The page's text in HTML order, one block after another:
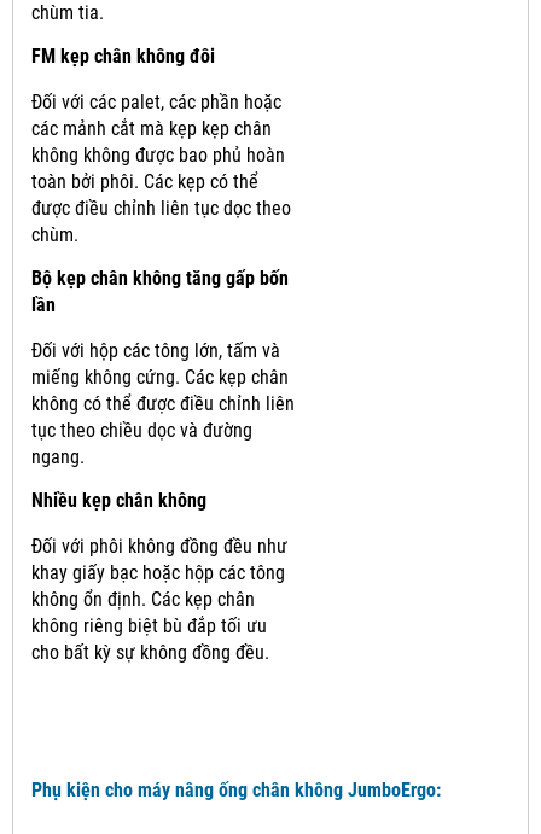
chùm tia.
FM kẹp chân không đôi
Đối với các palet, các phần hoặc
các mảnh cắt mà kẹp kẹp chân
không không được bao phủ hoàn
toàn bởi phôi. Các kẹp có thể
được điều chỉnh liên tục dọc theo
chùm.
Bộ kẹp chân không tăng gấp bốn
lần
Đối với hộp các tông lớn, tấm và
miếng không cứng. Các kẹp chân
không có thể được điều chỉnh liên
tục theo chiều dọc và đường
ngang.
Nhiều kẹp chân không
Đối với phôi không đồng đều như
khay giấy bạc hoặc hộp các tông
không ổn định. Các kẹp chân
không riêng biệt bù đắp tối ưu
cho bất kỳ sự không đồng đều.
Phụ kiện cho máy nâng ống chân không JumboErgo: